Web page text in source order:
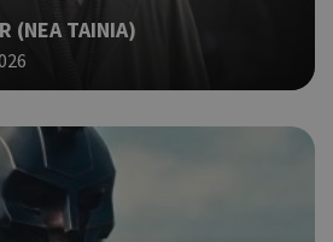
(ΝΕΑ ΤΑΙΝΙΑ)